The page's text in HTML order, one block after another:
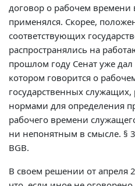
договор о рабочем времени
применялся. Скорее,
соответствующих
распространялись на
прошлом году Сенат уже
котором говорится о
государственных
нормами для определения
рабочего времени
ни непонятным в смысле. §
BGB.
В своем решении от апреля